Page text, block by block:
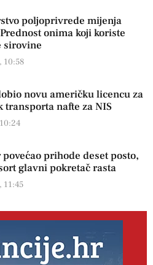
poljoprivrede mijenja
onima koji koriste
sirovine
10:58
novu američku licencu za
transporta nafte za NIS
prihode deset posto,
glavni pokretač rasta
11:45